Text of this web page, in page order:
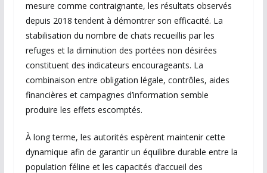
mesure comme contraignante, les résultats observés
depuis 2018 tendent à démontrer son efficacité. La
stabilisation du nombre de chats recueillis par les
refuges et la diminution des portées non désirées
constituent des indicateurs encourageants. La
combinaison entre obligation légale, contrôles, aides
financières et campagnes d’information semble
produire les effets escomptés.
À long terme, les autorités espèrent maintenir cette
dynamique afin de garantir un équilibre durable entre la
population féline et les capacités d’accueil des